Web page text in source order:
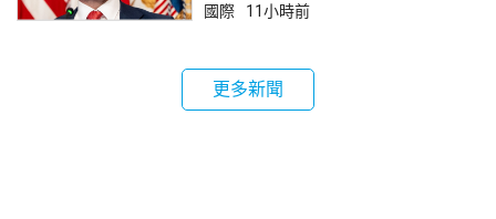
國際 11小時前
更多新聞